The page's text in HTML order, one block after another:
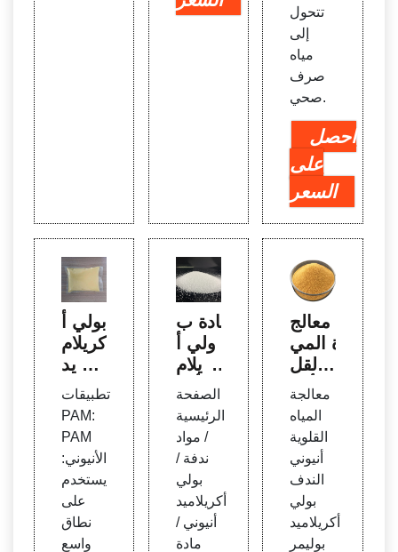
تتحول
إلى
مياه
صرف
صحي.
احصل
على
السعر
بولي أ
كريلام
يد –
PAM
- مجم
وعة
XUN
YU –
معالج
ة المي
اه
تطبيقات
PAM:
PAM
الأنيوني:
يستخدم
على
نطاق
واسع
مادة ب
ولي أ
كريلام
يد أنيو
AM لل
حمأة
الصفحة
الرئيسية
/ مواد
ندفة /
بولي
أكريلاميد
أنيوني /
مادة
معالج
ة المي
اه القل
وية أني
وني ال
ندف ب
ولي أ
كريلام
يد
معالجة
المياه
القلوية
أنيوني
الندف
بولي
أكريلاميد
بوليمر